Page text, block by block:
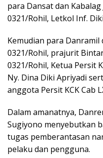
para Dansat dan
0321/Rohil, Letkol Inf.
Kemudian para Danramil
0321/Rohil, prajurit
0321/Rohil, Ketua Persit
Ny. Dina Diki Apriyadi
anggota Persit KCK Cab
Dalam amanatnya,
Sugiyono menyebutkan
tugas pemberantasan
pelaku dan pengguna.